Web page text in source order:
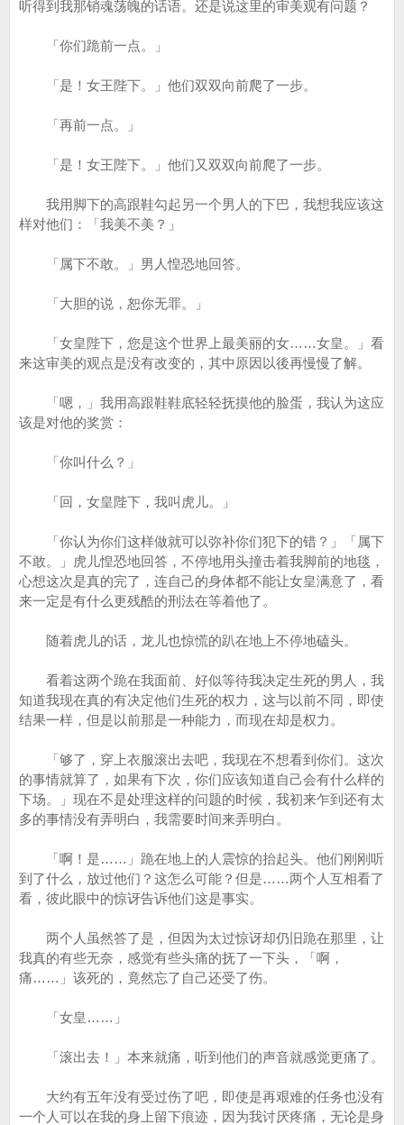
听得到我那销魂荡魄的话语。还是说这里的审美观有问题？
「你们跪前一点。」
「是！女王陛下。」他们双双向前爬了一步。
「再前一点。」
「是！女王陛下。」他们又双双向前爬了一步。
我用脚下的高跟鞋勾起另一个男人的下巴，我想我应该这
样对他们：「我美不美？」
「属下不敢。」男人惶恐地回答。
「大胆的说，恕你无罪。」
「女皇陛下，您是这个世界上最美丽的女……女皇。」看
来这审美的观点是没有改变的，其中原因以後再慢慢了解。
「嗯，」我用高跟鞋鞋底轻轻抚摸他的脸蛋，我认为这应
该是对他的奖赏：
「你叫什么？」
「回，女皇陛下，我叫虎儿。」
「你认为你们这样做就可以弥补你们犯下的错？」「属下
不敢。」虎儿惶恐地回答，不停地用头撞击着我脚前的地毯，
心想这次是真的完了，连自己的身体都不能让女皇满意了，看
来一定是有什么更残酷的刑法在等着他了。
随着虎儿的话，龙儿也惊慌的趴在地上不停地磕头。
看着这两个跪在我面前、好似等待我决定生死的男人，我
知道我现在真的有决定他们生死的权力，这与以前不同，即使
结果一样，但是以前那是一种能力，而现在却是权力。
「够了，穿上衣服滚出去吧，我现在不想看到你们。这次
的事情就算了，如果有下次，你们应该知道自己会有什么样的
下场。」现在不是处理这样的问题的时候，我初来乍到还有太
多的事情没有弄明白，我需要时间来弄明白。
「啊！是……」跪在地上的人震惊的抬起头。他们刚刚听
到了什么，放过他们？这怎么可能？但是……两个人互相看了
看，彼此眼中的惊讶告诉他们这是事实。
两个人虽然答了是，但因为太过惊讶却仍旧跪在那里，让
我真的有些无奈，感觉有些头痛的抚了一下头，「啊，
痛……」该死的，竟然忘了自己还受了伤。
「女皇……」
「滚出去！」本来就痛，听到他们的声音就感觉更痛了。
大约有五年没有受过伤了吧，即使是再艰难的任务也没有
一个人可以在我的身上留下痕迹，因为我讨厌疼痛，无论是身